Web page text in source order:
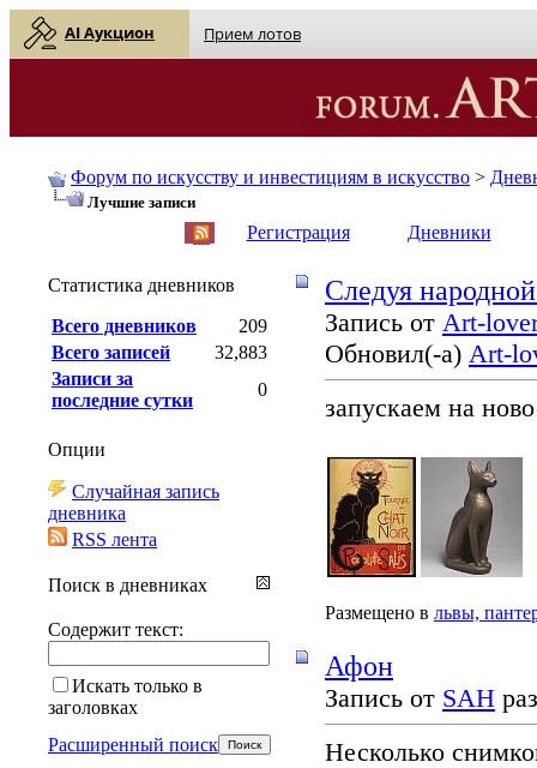
AI Аукцион Прием лотов
Форум по искусству и инвестициям в искусство >
Лучшие записи
Регистрация Дневники
Cледуя
Запись от Art-
Обновил(-а) Art-
запускаем на
Размещено в львы,
Афон
Запись от SAH
Несколько
Статистика дневников
Всего дневников
209
Всего записей
32,883
Записи за
последние сутки
0
Опции
Случайная запись
дневника
RSS лента
Поиск в дневниках
Содержит текст:
Искать только в
заголовках
Расширенный поиск